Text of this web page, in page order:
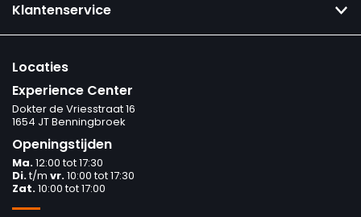
Klantenservice
Locaties
Experience Center
Dokter de Vriesstraat 16
1654 JT Benningbroek
Openingstijden
Ma.12:00 tot 17:30
Di.t/m vr.10:00 tot 17:30
Zat.10:00 tot 17:00